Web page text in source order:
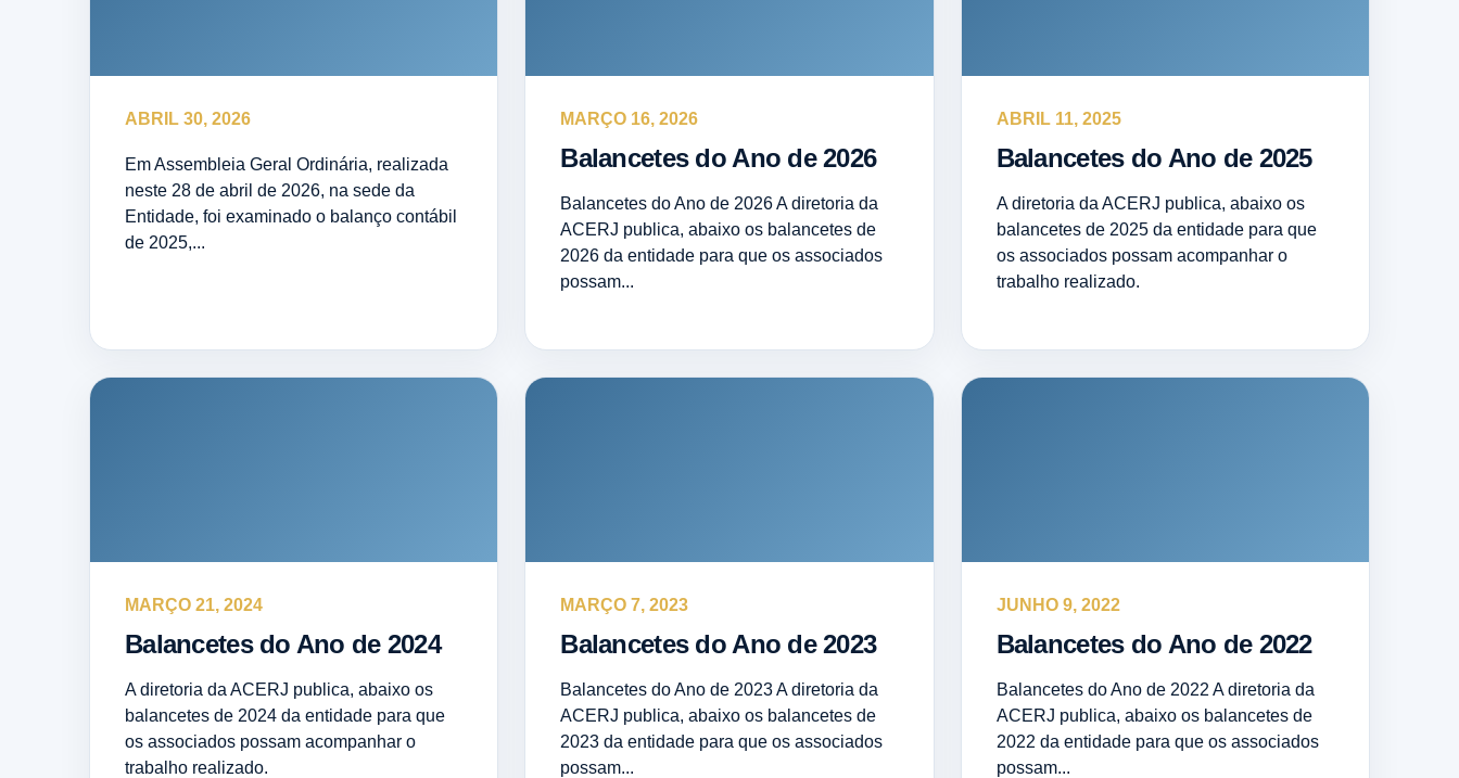
ABRIL 30, 2026
Em Assembleia Geral Ordinária, realizada
neste 28 de abril de 2026, na sede da
Entidade, foi examinado o balanço contábil
de 2025,...
MARÇO 16, 2026
Balancetes do Ano de 2026
Balancetes do Ano de 2026 A diretoria da
ACERJ publica, abaixo os balancetes de
2026 da entidade para que os associados
possam...
ABRIL 11, 2025
Balancetes do Ano de 2025
A diretoria da ACERJ publica, abaixo os
balancetes de 2025 da entidade para que
os associados possam acompanhar o
trabalho realizado.
MARÇO 21, 2024
Balancetes do Ano de 2024
A diretoria da ACERJ publica, abaixo os
balancetes de 2024 da entidade para que
os associados possam acompanhar o
trabalho realizado.
MARÇO 7, 2023
Balancetes do Ano de 2023
Balancetes do Ano de 2023 A diretoria da
ACERJ publica, abaixo os balancetes de
2023 da entidade para que os associados
possam...
JUNHO 9, 2022
Balancetes do Ano de 2022
Balancetes do Ano de 2022 A diretoria da
ACERJ publica, abaixo os balancetes de
2022 da entidade para que os associados
possam...